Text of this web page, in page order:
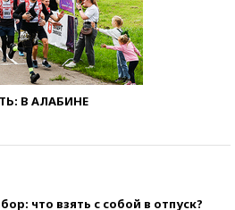
В АЛАБИНЕ
что взять с собой в отпуск?